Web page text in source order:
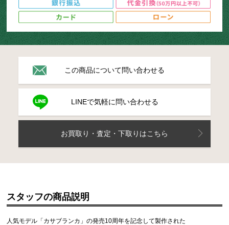
この商品について問い合わせる
LINEで気軽に問い合わせる
お買取り・査定・下取りはこちら
スタッフの商品説明
人気モデル「カサブランカ」の発売10周年を記念して製作された